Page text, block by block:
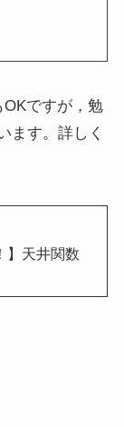
ですが，勉
ます。詳しく
】天井関数